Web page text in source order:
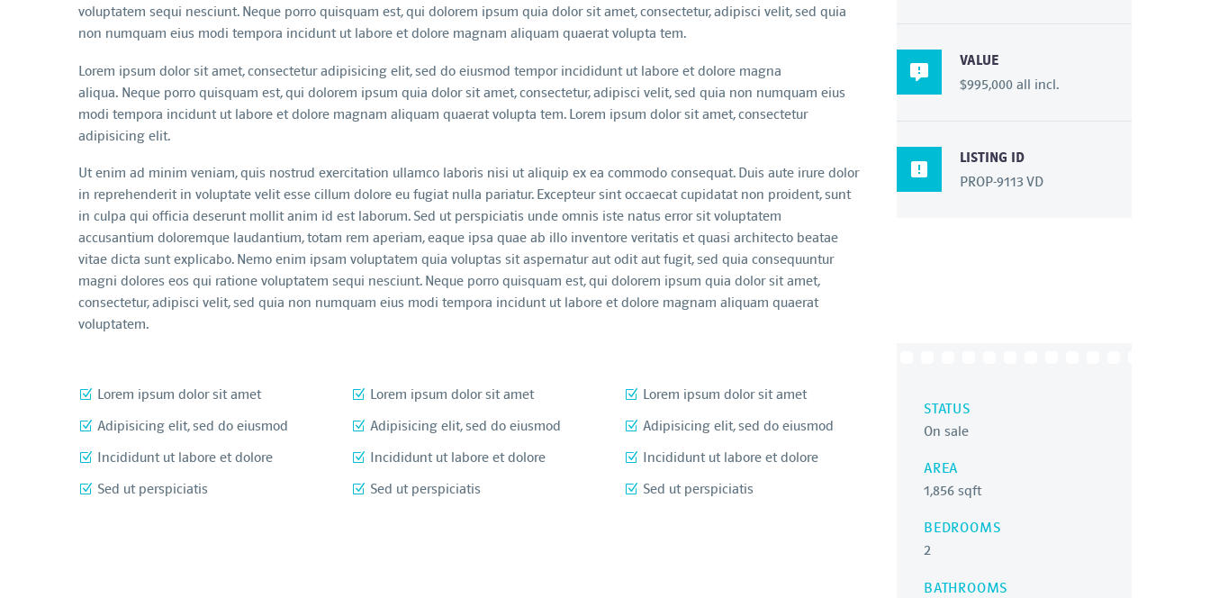
voluptatem sequi nesciunt. Neque porro quisquam est, qui dolorem ipsum quia dolor sit amet, consectetur, adipisci velit, sed quia
non numquam eius modi tempora incidunt ut labore et dolore magnam aliquam quaerat volupta tem.
Lorem ipsum dolor sit amet, consectetur adipisicing elit, sed do eiusmod tempor incididunt ut labore et dolore magna
aliqua. Neque porro quisquam est, qui dolorem ipsum quia dolor sit amet, consectetur, adipisci velit, sed quia non numquam eius
modi tempora incidunt ut labore et dolore magnam aliquam quaerat volupta tem. Lorem ipsum dolor sit amet, consectetur
adipisicing elit.
Ut enim ad minim veniam, quis nostrud exercitation ullamco laboris nisi ut aliquip ex ea commodo consequat. Duis aute irure dolor
in reprehenderit in voluptate velit esse cillum dolore eu fugiat nulla pariatur. Excepteur sint occaecat cupidatat non proident, sunt
in culpa qui officia deserunt mollit anim id est laborum. Sed ut perspiciatis unde omnis iste natus error sit voluptatem
accusantium doloremque laudantium, totam rem aperiam, eaque ipsa quae ab illo inventore veritatis et quasi architecto beatae
vitae dicta sunt explicabo. Nemo enim ipsam voluptatem quia voluptas sit aspernatur aut odit aut fugit, sed quia consequuntur
magni dolores eos qui ratione voluptatem sequi nesciunt. Neque porro quisquam est, qui dolorem ipsum quia dolor sit amet,
consectetur, adipisci velit, sed quia non numquam eius modi tempora incidunt ut labore et dolore magnam aliquam quaerat
voluptatem.
Lorem ipsum dolor sit amet
Adipisicing elit, sed do eiusmod
Incididunt ut labore et dolore
Sed ut perspiciatis
Lorem ipsum dolor sit amet
Adipisicing elit, sed do eiusmod
Incididunt ut labore et dolore
Sed ut perspiciatis
Lorem ipsum dolor sit amet
Adipisicing elit, sed do eiusmod
Incididunt ut labore et dolore
Sed ut perspiciatis

VALUE
$995,000 all incl.

LISTING ID
PROP-9113 VD
STATUS
On sale
AREA
1,856 sqft
BEDROOMS
2
BATHROOMS